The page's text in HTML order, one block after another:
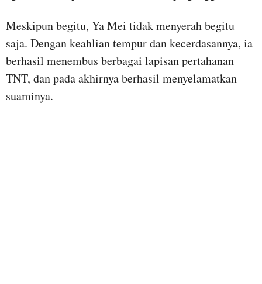
Meskipun begitu, Ya Mei tidak menyerah begitu
saja. Dengan keahlian tempur dan kecerdasannya, ia
berhasil menembus berbagai lapisan pertahanan
TNT, dan pada akhirnya berhasil menyelamatkan
suaminya.